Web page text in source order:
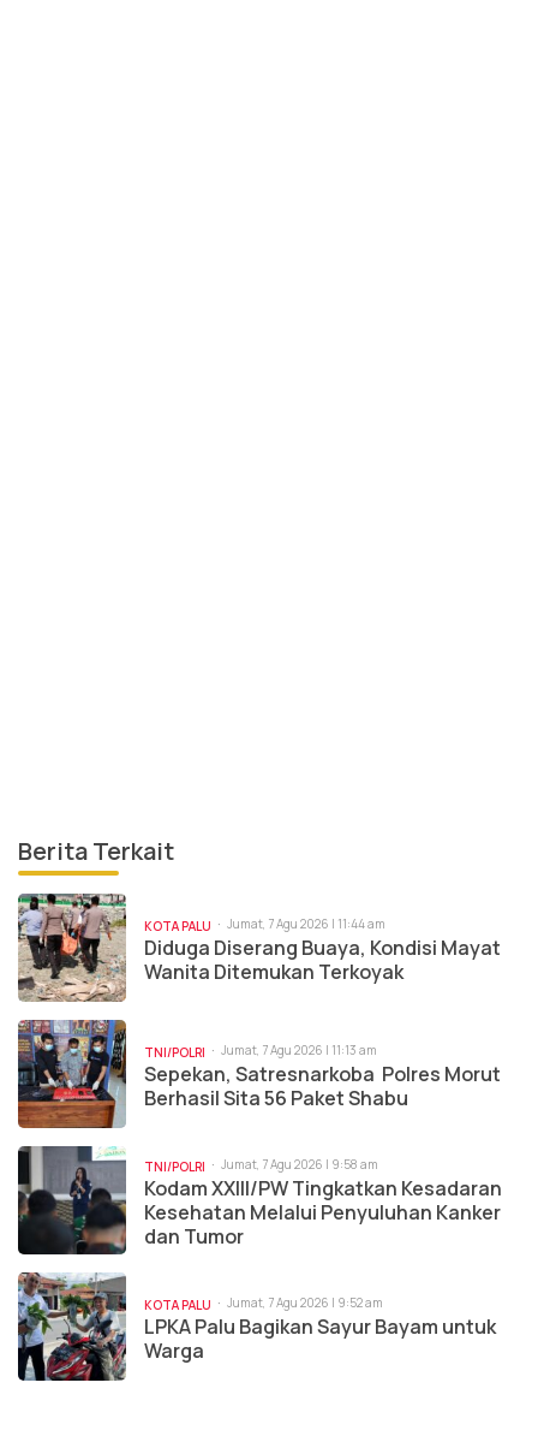
Berita Terkait
KOTA PALU Jumat, 7 Agu 2026 | 11:44 am
Diduga Diserang Buaya, Kondisi Mayat
Wanita Ditemukan Terkoyak
TNI/POLRI Jumat, 7 Agu 2026 | 11:13 am
Sepekan, Satresnarkoba Polres Morut
Berhasil Sita 56 Paket Shabu
TNI/POLRI Jumat, 7 Agu 2026 | 9:58 am
Kodam XXIII/PW Tingkatkan Kesadaran
Kesehatan Melalui Penyuluhan Kanker
dan Tumor
KOTA PALU Jumat, 7 Agu 2026 | 9:52 am
LPKA Palu Bagikan Sayur Bayam untuk
Warga